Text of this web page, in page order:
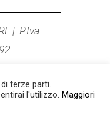
| P.Iva
Policy
terze parti.
l'utilizzo. Maggiori